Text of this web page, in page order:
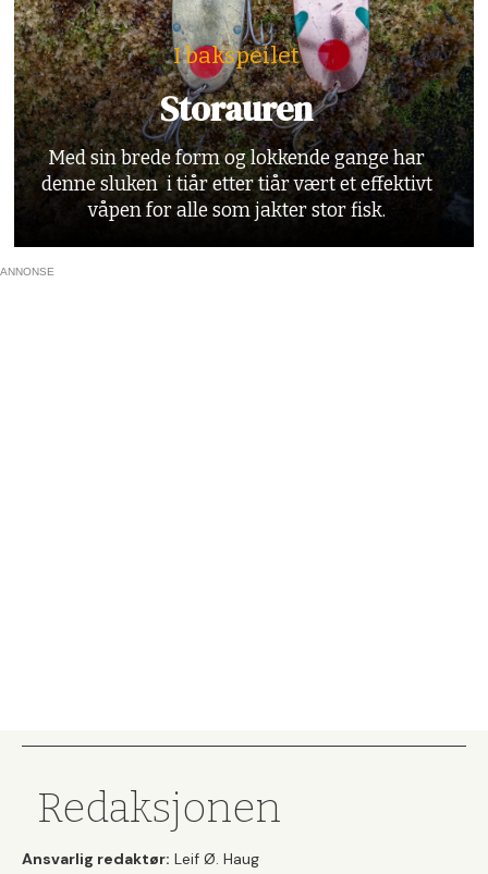
I bakspeilet
Storauren
Med sin brede form og lokkende gange har
denne sluken i tiår etter tiår vært et effektivt
våpen for alle som jakter stor fisk.
ANNONSE
Redaksjonen
Ansvarlig redaktør: Leif Ø. Haug